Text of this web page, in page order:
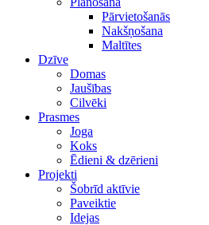
Pārvietošanās
Nakšņošana
Maltītes
Dzīve
Domas
Jaušības
Cilvēki
Prasmes
Joga
Koks
Ēdieni & dzērieni
Projekti
Šobrīd aktīvie
Paveiktie
Idejas